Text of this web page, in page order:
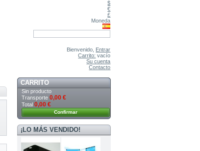
$
€
£
Moneda
Bienvenido, Entrar
Carrito: vacío
Su cuenta
Contacto
CARRITO
Sin producto
Transporte 0,00 €
Total 0,00 €
Confirmar
¡LO MÁS VENDIDO!